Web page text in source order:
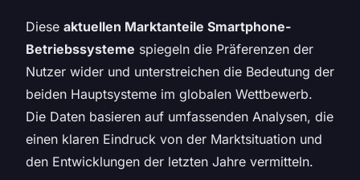
Diese aktuellen Marktanteile Smartphone-
Betriebssysteme spiegeln die Präferenzen der
Nutzer wider und unterstreichen die Bedeutung der
beiden Hauptsysteme im globalen Wettbewerb.
Die Daten basieren auf umfassenden Analysen, die
einen klaren Eindruck von der Marktsituation und
den Entwicklungen der letzten Jahre vermitteln.